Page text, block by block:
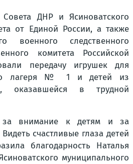
ДНР и Ясиноватского
от Единой России, а также
военного следственного
комитета Российской
передачу игрушек для
лагеря № 1 и детей из
оказавшейся в трудной
за внимание к детям и за
счастливые глаза детей
благодарность Наталья
муниципального